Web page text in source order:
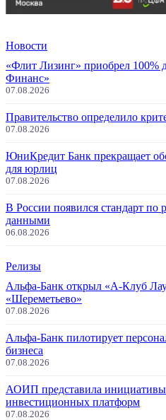
Новости
«Флит Лизинг» приобрел
Финанс»
07.08.2026
Правительство определило
07.08.2026
ЮниКредит Банк прекращает
для юрлиц
07.08.2026
В России появился стандарт по
данными
06.08.2026
Релизы
Альфа-Банк открыл «А-Клуб
«Шереметьево»
07.08.2026
Альфа-Банк пилотирует
бизнеса
07.08.2026
АОИП представила
инвестиционных платформ
07.08.2026